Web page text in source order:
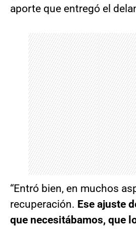
aporte que entregó el
“Entró bien, en muchos
recuperación. Ese ajuste
que necesitábamos, que